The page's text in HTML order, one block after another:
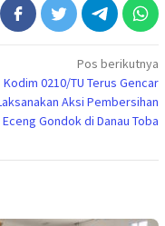
Pos berikutnya
Kodim 0210/TU Terus Gencar
Aksi Pembersihan
Eceng Gondok di Danau Toba